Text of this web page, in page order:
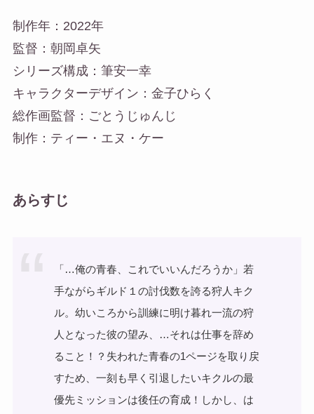
制作年：2022年
監督：朝岡卓矢
シリーズ構成：筆安一幸
キャラクターデザイン：金子ひらく
総作画監督：ごとうじゅんじ
制作：ティー・エヌ・ケー
あらすじ
「…俺の青春、これでいいんだろうか」若
手ながらギルド１の討伐数を誇る狩人キク
ル。幼いころから訓練に明け暮れ一流の狩
人となった彼の望み、…それは仕事を辞め
ること！？失われた青春の1ページを取り戻
すため、一刻も早く引退したいキクルの最
優先ミッションは後任の育成！しかし、は